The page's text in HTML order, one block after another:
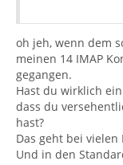
oh jeh, wenn dem
meinen 14 IMAP
gegangen.
Hast du wirklich
dass du
hast?
Das geht bei
Und in den